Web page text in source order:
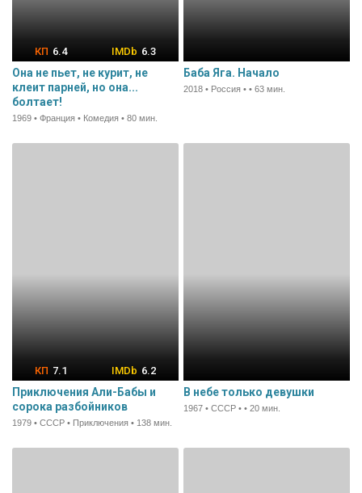
6.4 6.3
Она не пьет, не курит, не
клеит парней, но она...
болтает!
1969 • Франция • Комедия • 80 мин.
Баба Яга. Начало
2018 • Россия • • 63 мин.
7.1 6.2
Приключения Али-Бабы и
сорока разбойников
1979 • СССР • Приключения • 138 мин.
В небе только девушки
1967 • СССР • • 20 мин.